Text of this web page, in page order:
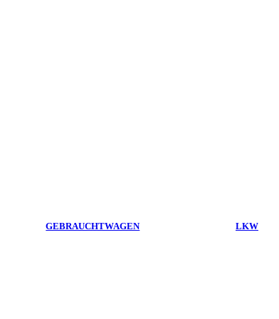
GEBRAUCHTWAGEN LKW